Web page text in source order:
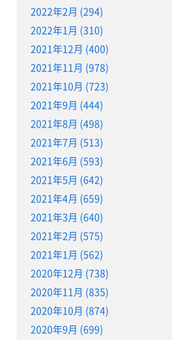
2022年2月 (294)
2022年1月 (310)
2021年12月 (400)
2021年11月 (978)
2021年10月 (723)
2021年9月 (444)
2021年8月 (498)
2021年7月 (513)
2021年6月 (593)
2021年5月 (642)
2021年4月 (659)
2021年3月 (640)
2021年2月 (575)
2021年1月 (562)
2020年12月 (738)
2020年11月 (835)
2020年10月 (874)
2020年9月 (699)